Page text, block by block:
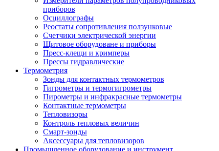
приборов
Осциллографы
Реостаты сопротивления ползунковые
Счетчики электрической энергии
Щитовое оборудоване и приборы
Пресс-клещи и кримперы
Прессы гидравлические
Термометрия
Зонды для контактных термометров
Гигрометры и термогигрометры
Пирометры и инфракрасные термометры
Контактные термометры
Тепловизоры
Контроль тепловых величин
Смарт-зонды
Аксессуары для тепловизоров
Промышленное оборудование и инструмент